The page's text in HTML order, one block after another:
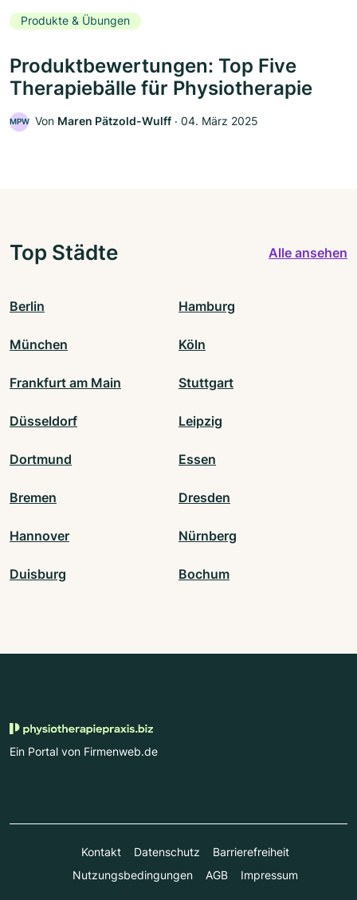
Produkte & Übungen
Produktbewertungen: Top Five
Therapiebälle für Physiotherapie
MPW Von Maren Pätzold-Wulff ‧ 04. März 2025
Top Städte Alle ansehen
Berlin Hamburg
München Köln
Frankfurt am Main Stuttgart
Düsseldorf Leipzig
Dortmund Essen
Bremen Dresden
Hannover Nürnberg
Duisburg Bochum
Ein Portal von Firmenweb.de
Kontakt Datenschutz
Barrierefreiheit
Nutzungsbedingungen
AGB Impressum